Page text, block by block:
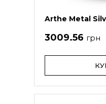
Arthe Metal
3009.56 грн